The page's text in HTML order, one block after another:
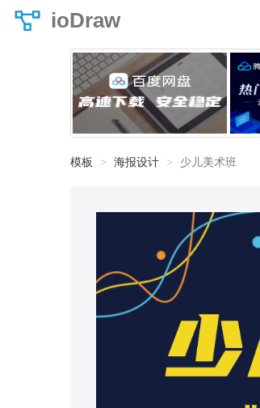
ioDraw
模板 海报设计 少儿美术班